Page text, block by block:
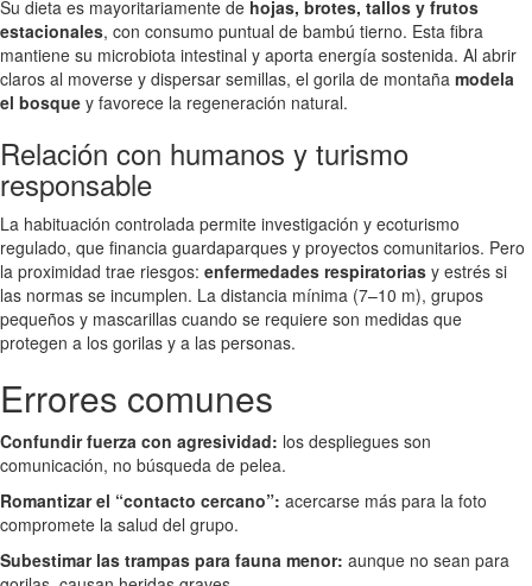
Su dieta es mayoritariamente de hojas, brotes, tallos y frutos
estacionales, con consumo puntual de bambú tierno. Esta fibra
mantiene su microbiota intestinal y aporta energía sostenida. Al abrir
claros al moverse y dispersar semillas, el gorila de montaña modela
el bosque y favorece la regeneración natural.
Relación con humanos y turismo
responsable
La habituación controlada permite investigación y ecoturismo
regulado, que financia guardaparques y proyectos comunitarios. Pero
la proximidad trae riesgos: enfermedades respiratorias y estrés si
las normas se incumplen. La distancia mínima (7–10 m), grupos
pequeños y mascarillas cuando se requiere son medidas que
protegen a los gorilas y a las personas.
Errores comunes
Confundir fuerza con agresividad: los despliegues son
comunicación, no búsqueda de pelea.
Romantizar el “contacto cercano”: acercarse más para la foto
compromete la salud del grupo.
Subestimar las trampas para fauna menor: aunque no sean para